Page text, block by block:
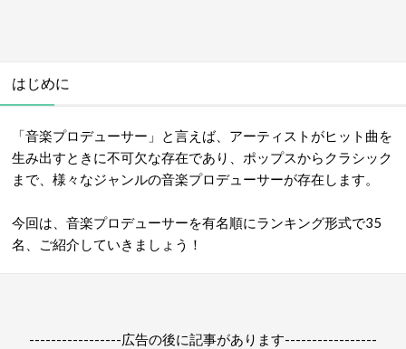
はじめに
「音楽プロデューサー」と言えば、アーティストがヒット曲を
生み出すときに不可欠な存在であり、ポップスからクラシック
まで、様々なジャンルの音楽プロデューサーが存在します。
今回は、音楽プロデューサーを有名順にランキング形式で35
名、ご紹介していきましょう！
-----------------広告の後に記事があります-----------------